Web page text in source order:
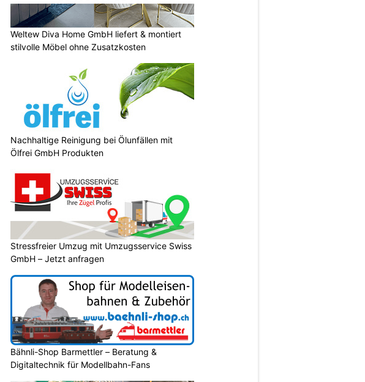
Weltew Diva Home GmbH liefert & montiert
stilvolle Möbel ohne Zusatzkosten
Nachhaltige Reinigung bei Ölunfällen mit
Ölfrei GmbH Produkten
Stressfreier Umzug mit Umzugsservice Swiss
GmbH – Jetzt anfragen
Bähnli-Shop Barmettler – Beratung &
Digitaltechnik für Modellbahn-Fans